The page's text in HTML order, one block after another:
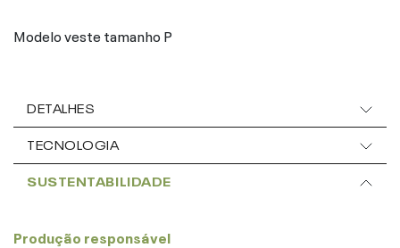
Modelo veste tamanho P
DETALHES
TECNOLOGIA
SUSTENTABILIDADE
Produção responsável